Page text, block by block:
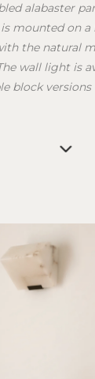
alabaster
is mounted on
the natural
wall light is
block versions